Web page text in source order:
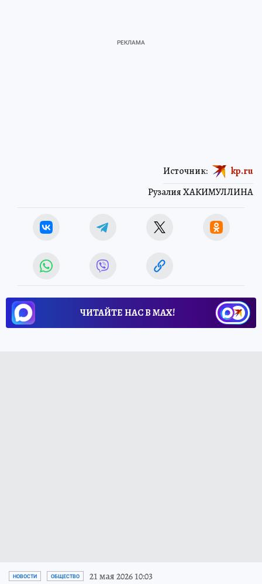
Рузалия ХАКИМУЛЛИНА
Источник: kp.ru
ЧИТАЙТЕ НАС В МАХ!
НОВОСТИ ОБЩЕСТВО 21 мая 2026 10:03